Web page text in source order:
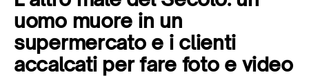
Tutti gli articoli
uomo muore in un
supermercato e i clienti
accalcati per fare foto e video